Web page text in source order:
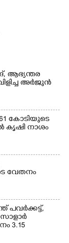
ആഭ്യന്തര
അർജുൻ
കോടിയുടെ
കൃഷി നാശം
വേതനം
പവർക്കട്ട്,​
3.15